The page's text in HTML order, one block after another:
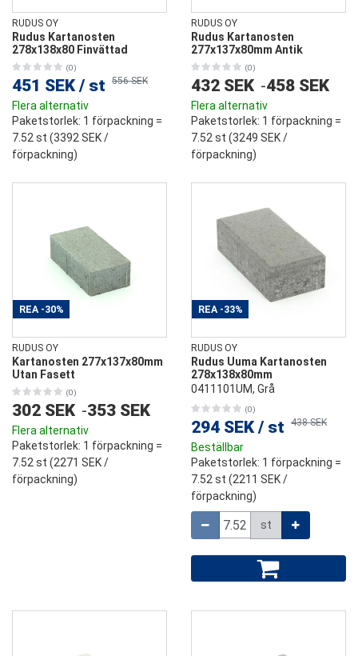
RUDUS OY
Rudus Kartanosten
278x138x80 Finvättad
(0)
451 SEK / st 556 SEK
Flera alternativ
Paketstorlek: 1 förpackning =
7.52 st (3392 SEK/
förpackning)
RUDUS OY
Rudus Kartanosten
277x137x80mm Antik
(0)
432 SEK -458 SEK
Flera alternativ
Paketstorlek: 1 förpackning =
7.52 st (3249 SEK/
förpackning)
REA -30%
RUDUS OY
Kartanosten 277x137x80mm
Utan Fasett
(0)
302 SEK -353 SEK
Flera alternativ
Paketstorlek: 1 förpackning =
7.52 st (2271 SEK/
förpackning)
REA -33%
RUDUS OY
Rudus Uuma Kartanosten
278x138x80mm
0411101UM, Grå
(0)
294 SEK / st 438 SEK
Beställbar
Paketstorlek: 1 förpackning =
7.52 st (2211 SEK/
förpackning)
Mängd
st